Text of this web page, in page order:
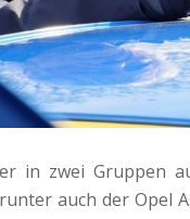
in zwei Gruppen
auch der Opel